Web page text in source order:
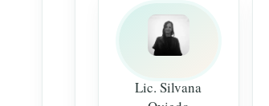
Lic. Silvana